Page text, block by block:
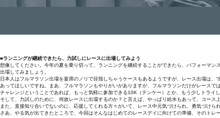
■ランニングが継続できたら、力試しにレースに出場してみよう
想像してください。今年の夏を乗り切って、ランニングを継続することができたら、パフォーマ
出場してみましょう。
日本人はフルマラソン出場を宴席のノリで目指しちゃうケースもあるようですが、レース出場は、
あってほしいですね。まあ、フルマラソンもやりがいがありますが、フルマラソンだけがレースで
チャレンジということであれば、もっと気軽に参加できる10K（テンケー）とか、もう少しトラ
そして、力試しのために、何故レースに出場するのか？と言えば、やっぱり給水もあって、コー
また、直接知り合いでないのに、応援してくれる方々がいて、レース中元気づけられ、勇気づけら
さあ、やる気が出てきたところで、今回はそんなはじめてのレースデイに向けての準備、そのトレ